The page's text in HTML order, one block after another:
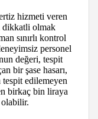
hizmeti veren
dikkatli olmak
sınırlı kontrol
personel
değeri, tespit
bir şase hasarı,
edilemeyen
birkaç bin liraya
olabilir.